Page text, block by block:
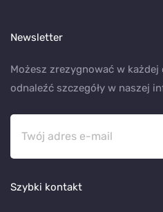
Newsletter
Możesz zrezygnować w
odnaleźć szczegóły w naszej
Szybki kontakt